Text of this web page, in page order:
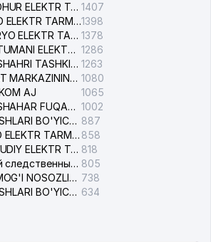
SHAYXONTOHUR ELEKTR TARMOG'I NOSOZLIKLARINI TUZATISH XIZMATI 1407
SAMARQAND ELEKTR TARMOQLARI AJ1398
SURXONDARYO ELEKTR TARMOQLARI AJ 1378
TOSHKENT TUMANI ELEKTR TARMOG'I AVARIYA XIZMATI 1286
TOSHKENT SHAHRI TASHKILOT TELEFONLARI HAQIDA MA'LUMOT BYUROSI 1263
DAVLAT TEST MARKAZINING ISHONCH TELEFONLARI 1080
AJ
1065
TOSHKENT SHAHAR FUQAROLIK ISHLARI BO'YICHA SUDI 1002
FUQAROLIK ISHLARI BO'YICHA YAKKASAROY TUMANLARARO SUDI 887
YUNUSOBOD ELEKTR TARMOG'I NOSOZLIKLARI XIZMATI 858
NAVOIY HUDUDIY ELEKTR TARMOQLARI KORXONASI AJ 818
Ташкентский следственный изолятор 805
ELEKTRTARMOG'I NOSOZLIKLARINI TO'ZATISH SERGELI XIZMATI 738
FUQAROLIK ISHLARI BO'YICHA UCH-TEPA TUMANI SUDI 634